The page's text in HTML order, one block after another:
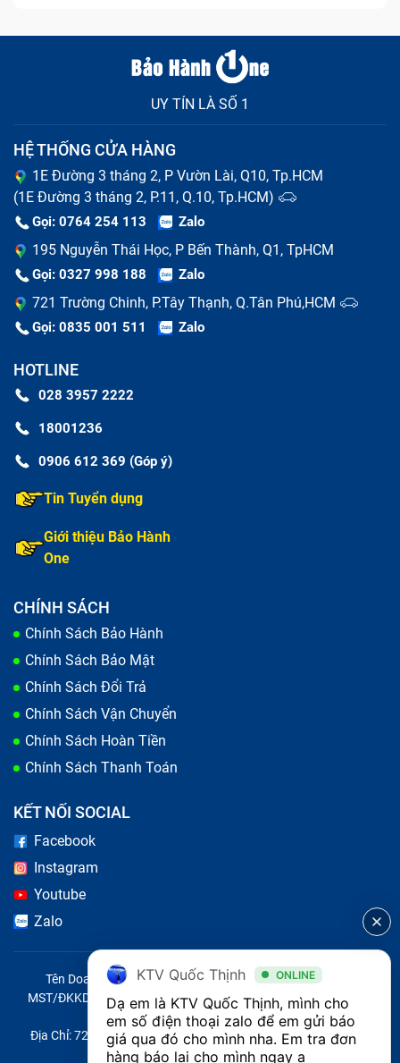
UY TÍN LÀ SỐ 1
HỆ THỐNG CỬA HÀNG
1E Đường 3 tháng 2, P Vườn Lài, Q10, Tp.HCM
(1E Đường 3 tháng 2, P.11, Q.10, Tp.HCM)
Gọi: 0764 254 113 Zalo
195 Nguyễn Thái Học, P Bến Thành, Q1, TpHCM
Gọi: 0327 998 188 Zalo
721 Trường Chinh, P.Tây Thạnh, Q.Tân Phú,HCM
Gọi: 0835 001 511 Zalo
HOTLINE
028 3957 2222
18001236
0906 612 369 (Góp ý)
Tin Tuyển dụng
Giới thiệu Bảo Hành
One
CHÍNH SÁCH
Chính Sách Bảo Hành
Chính Sách Bảo Mật
Chính Sách Đổi Trả
Chính Sách Vận Chuyển
Chính Sách Hoàn Tiền
Chính Sách Thanh Toán
KẾT NỐI SOCIAL
Facebook
Instagram
Youtube
Zalo
Tên Doanh Nghiệp: CÔNG TY TNHH CITY ONE VIỆT NAM
MST/ĐKKD/QĐTL: 0316569346 do sở KHĐT TP.HCM cấp ngày
14/04/2023
Địa Chỉ: 721 Trường Chinh, Phường Tây Thạnh, Quận Tân Phú,
Thành phố Hồ Chí Minh, Việt Nam
KTV Quốc Thịnh ONLINE
Dạ em là KTV Quốc Thịnh, mình cho
em số điện thoại zalo để em gửi báo
giá qua đó cho mình nha. Em tra đơn
hàng báo lại cho mình ngay ạ